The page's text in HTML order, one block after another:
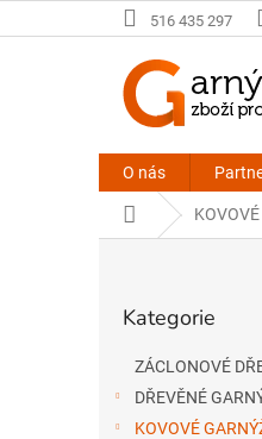
na
516 435 297
O nás
Domů
kategorie
Kategorie
ZÁCLONOVÉ
DŘEVĚNÉ
KOVOVÉ